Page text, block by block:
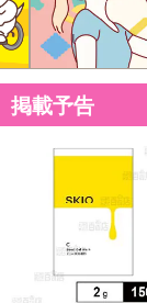
掲載予告